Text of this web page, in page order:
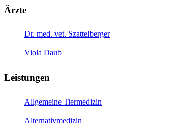
Ärzte
Dr. med. vet. Szattelberger
Viola Daub
Leistungen
Allgemeine Tiermedizin
Alternativmedizin